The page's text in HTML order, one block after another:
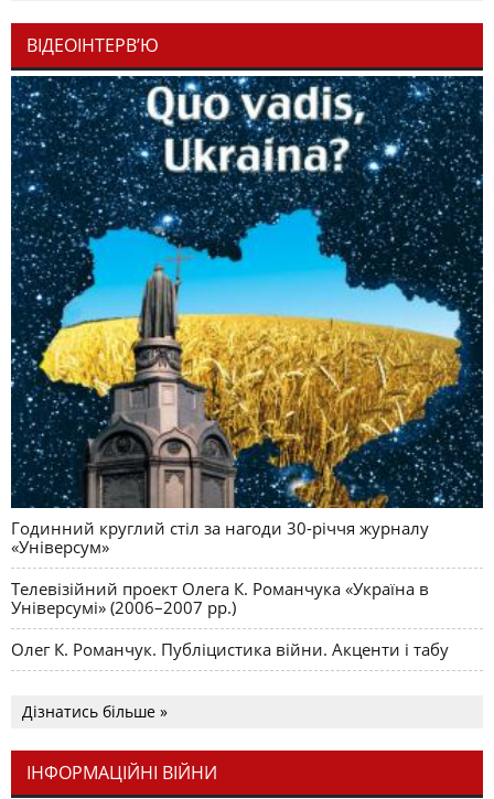
ВІДЕОІНТЕРВ’Ю
Годинний круглий стіл за нагоди 30-річчя журналу
«Універсум»
Телевізійний проект Олега К. Романчука «Україна в
Універсумі» (2006–2007 рр.)
Олег К. Романчук. Публіцистика війни. Акценти і табу
Дізнатись більше »
ІНФОРМАЦІЙНІ ВІЙНИ